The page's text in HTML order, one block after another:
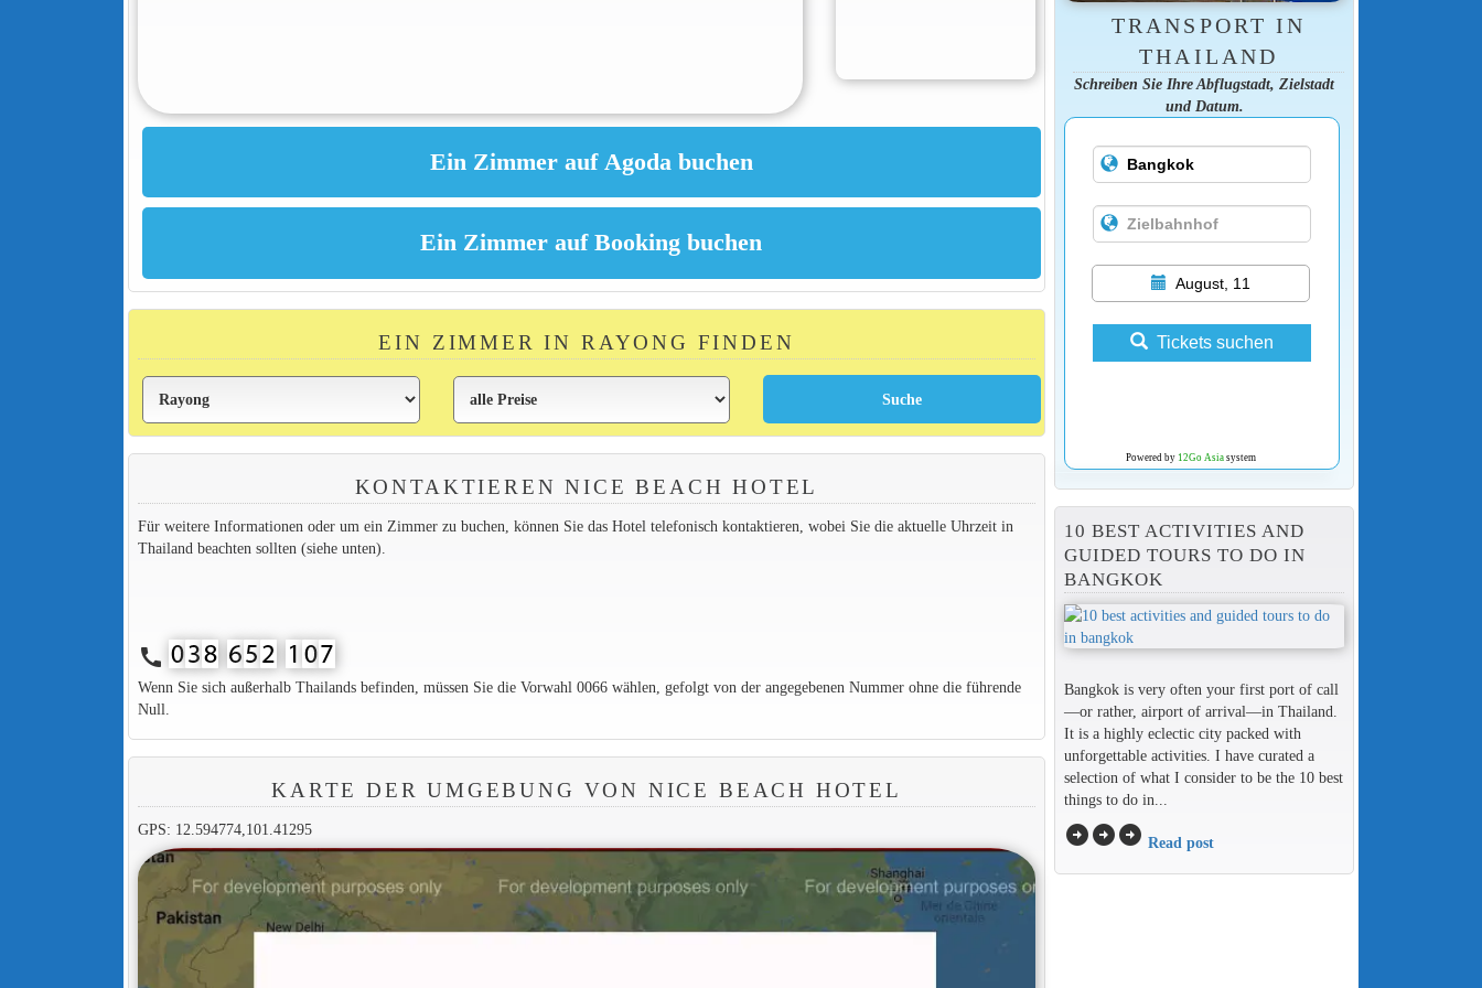
EIN ZIMMER IN RAYONG FINDEN
KONTAKTIEREN NICE BEACH HOTEL
Für weitere Informationen oder um ein Zimmer zu buchen, können Sie das Hotel telefonisch kontaktieren, wobei Sie die aktuelle Uhrzeit in
Thailand beachten sollten (siehe unten).
call
Wenn Sie sich außerhalb Thailands befinden, müssen Sie die Vorwahl 0066 wählen, gefolgt von der angegebenen Nummer ohne die führende
Null.
KARTE DER UMGEBUNG VON NICE BEACH HOTEL
GPS: 12.594774,101.41295
TRANSPORT IN
THAILAND
Schreiben Sie Ihre Abflugstadt, Zielstadt
und Datum.
August, 11
Tickets suchen
Powered by 12Go Asiasystem
10 BEST ACTIVITIES AND
GUIDED TOURS TO DO IN
BANGKOK
Bangkok is very often your first port of call
—or rather, airport of arrival—in Thailand.
It is a highly eclectic city packed with
unforgettable activities. I have curated a
selection of what I consider to be the 10 best
things to do in...
arrow_circle_rightarrow_circle_rightarrow_circle_right Read post